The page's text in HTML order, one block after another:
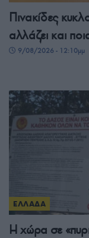
Πινακίδες
αλλάζει και
9/08/2026 - 12:10μμ
ΕΛΛΑΔΑ
Η χώρα σε